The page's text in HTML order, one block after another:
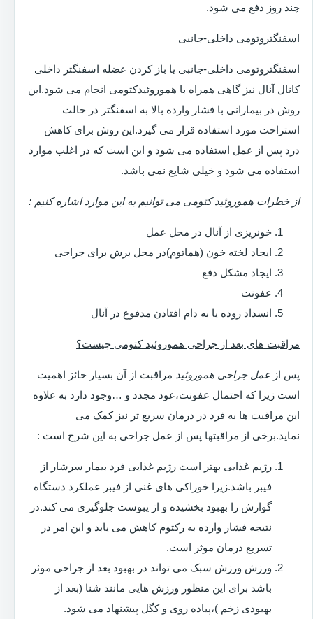
چند روز دفع می شود.
اسفنگتروتومی داخلی-جانبی
اسفنگتروتومی داخلی-جانبی یا باز کردن عضله اسفنگتر داخلی
کانال آنال نیز گاهی همراه با هموروئیدکتومی انجام می شود.این
روش در بیمارانی با فشار وارده بالا به اسفنگتر در حالت
استراحت مورد استفاده قرار می گیرد.این روش برای کاهش
درد پس از عمل استفاده می شود و این است که در اغلب موارد
استفاده می شود و خیلی شایع نمی باشد.
از خطرات هموروئید کتومی می توانیم به این موارد اشاره کنیم :
خونریزی از آنال در محل عمل
ایجاد لخته خون (هماتوم)در محل برش برای جراحی
ایجاد مشکل دفع
عفونت
انسداد روده یا به دام افتادن مدفوع در آنال
مراقبت های بعد از جراحی هموروئید کتومی چیست؟
پس از عمل جراحی هموروئید مراقبت از آن بسیار حائز اهمیت
است زیرا که احتمال عفونت،عود مجدد و …وجود دارد به علاوه
این مراقبت ها به فرد در درمان سریع تر نیز کمک می
نماید.برخی از مراقبتها پس از عمل جراحی به این شرح است :
رژیم غذایی بهتر است رژیم غذایی فرد بیمار سرشار از
فیبر باشد.زیرا خوراکی های غنی از فیبر عملکرد دستگاه
گوارش را بهبود بخشیده و از یبوست جلوگیری می کند.در
نتیجه فشار وارده به رکتوم کاهش می یابد و این امر در
تسریع درمان موثر است.
ورزش ورزش سبک می تواند در بهبود بعد از جراحی موثر
باشد برای این منظور ورزش هایی مانند شنا (بعد از
بهبودی زخم )،پیاده روی و کگل پیشنهاد می شود.